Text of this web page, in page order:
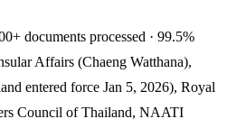
documents processed · 99.5%
Affairs (Chaeng Watthana),
entered force Jan 5, 2026), Royal
Council of Thailand, NAATI